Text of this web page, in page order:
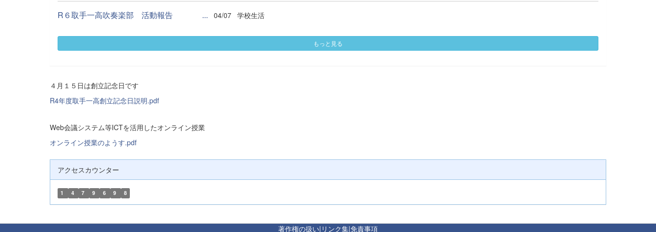
R６取手一高吹奏楽部 活動報告 ... 04/07 学校生活
もっと見る
４月１５日は創立記念日です
R4年度取手一高創立記念日説明.pdf
Web会議システム等ICTを活用したオンライン授業
オンライン授業のようす.pdf
アクセスカウンター
1 4 7 9 6 9 8
著作権の扱い| リンク集|免責事項